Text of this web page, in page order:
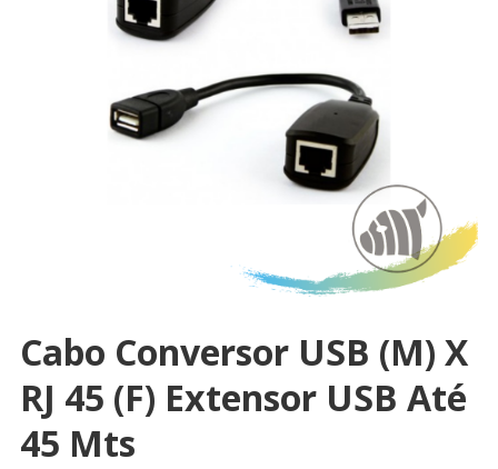
Cabo Conversor USB (M) X
RJ 45 (F) Extensor USB Até
45 Mts